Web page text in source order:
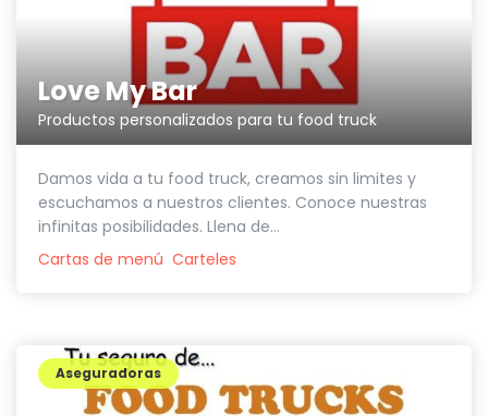
Love My Bar
Productos personalizados para tu food truck
Damos vida a tu food truck, creamos sin limites y
escuchamos a nuestros clientes. Conoce nuestras
infinitas posibilidades. Llena de...
Cartas de menú Carteles
Aseguradoras